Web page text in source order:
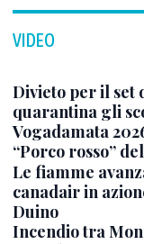
VIDEO
Divieto per il set
quarantina gli
Vogadamata
“Porco rosso”
Le fiamme
canadair in
Duino
Incendio tra